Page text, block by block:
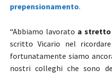
prepensionamento.
“Abbiamo lavorato a stretto
scritto Vicario nel
fortunatamente siamo
nostri colleghi che sono